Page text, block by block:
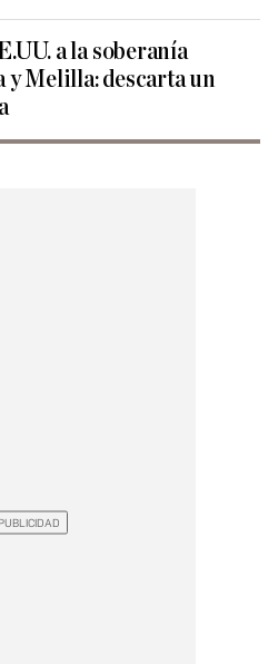
a la soberanía
y Melilla: descarta un